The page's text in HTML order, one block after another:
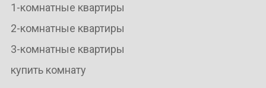
1-комнатные квартиры
2-комнатные квартиры
3-комнатные квартиры
купить комнату